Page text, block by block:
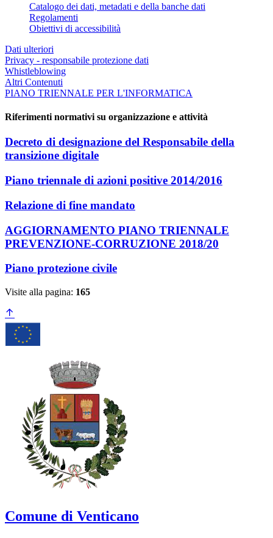
Catalogo dei dati, metadati e della banche dati
Regolamenti
Obiettivi di accessibilità
Dati ulteriori
Privacy - responsabile protezione dati
Whistleblowing
Altri Contenuti
PIANO TRIENNALE PER L'INFORMATICA
Riferimenti normativi su organizzazione e attività
Decreto di designazione del Responsabile della
transizione digitale
Piano triennale di azioni positive 2014/2016
Relazione di fine mandato
AGGIORNAMENTO PIANO TRIENNALE
PREVENZIONE-CORRUZIONE 2018/20
Piano protezione civile
Visite alla pagina: 165
Comune di Venticano